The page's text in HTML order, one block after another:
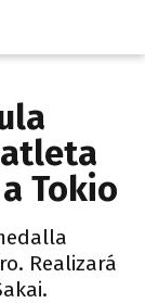
Tokio
Realizará